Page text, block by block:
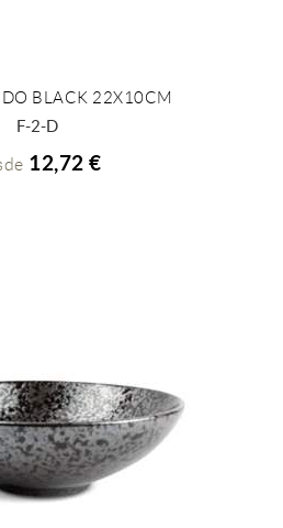
+ INFO
BLACK 22X10CM
F-2-D
12,72 €